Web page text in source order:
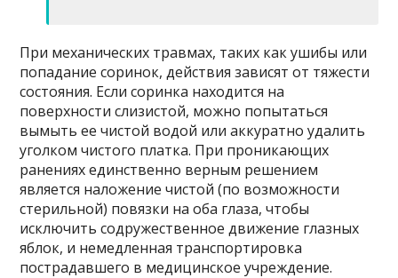
При механических травмах, таких как ушибы или
попадание соринок, действия зависят от тяжести
состояния. Если соринка находится на
поверхности слизистой, можно попытаться
вымыть ее чистой водой или аккуратно удалить
уголком чистого платка. При проникающих
ранениях единственно верным решением
является наложение чистой (по возможности
стерильной) повязки на оба глаза, чтобы
исключить содружественное движение глазных
яблок, и немедленная транспортировка
пострадавшего в медицинское учреждение.